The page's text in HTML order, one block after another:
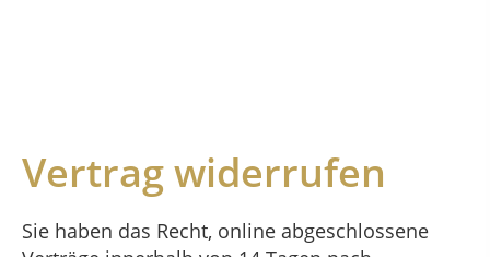
Vertrag widerrufen
Sie haben das Recht, online abgeschlossene